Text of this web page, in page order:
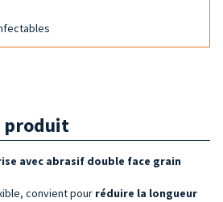
produit
avec abrasif double face grain
convient pour réduire la longueur